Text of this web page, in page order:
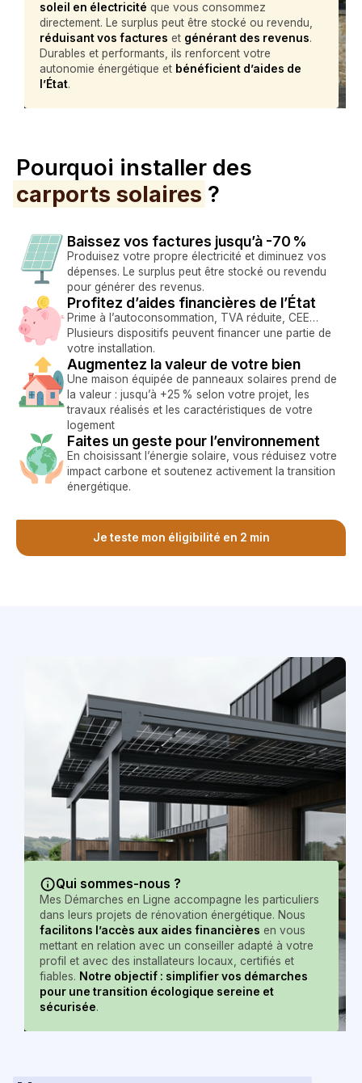
soleil en électricité que vous consommez
directement. Le surplus peut être stocké ou revendu,
réduisant vos factures et générant des revenus.
Durables et performants, ils renforcent votre
autonomie énergétique et bénéficient d’aides de
l’État.
Pourquoi installer des
carports solaires ?
Baissez vos factures jusqu’à -70 %
Produisez votre propre électricité et diminuez vos
dépenses. Le surplus peut être stocké ou revendu
pour générer des revenus.
Profitez d’aides financières de l’État
Prime à l’autoconsommation, TVA réduite, CEE…
Plusieurs dispositifs peuvent financer une partie de
votre installation.
Augmentez la valeur de votre bien
Une maison équipée de panneaux solaires prend de
la valeur : jusqu’à +25 % selon votre projet, les
travaux réalisés et les caractéristiques de votre
logement
Faites un geste pour l’environnement
En choisissant l’énergie solaire, vous réduisez votre
impact carbone et soutenez activement la transition
énergétique.
Je teste mon éligibilité en 2 min
Qui sommes-nous ?
Mes Démarches en Ligne accompagne les particuliers
dans leurs projets de rénovation énergétique. Nous
facilitons l’accès aux aides financières en vous
mettant en relation avec un conseiller adapté à votre
profil et avec des installateurs locaux, certifiés et
fiables. Notre objectif : simplifier vos démarches
pour une transition écologique sereine et
sécurisée.